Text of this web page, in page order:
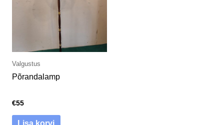
Valgustus
Põrandalamp
€55